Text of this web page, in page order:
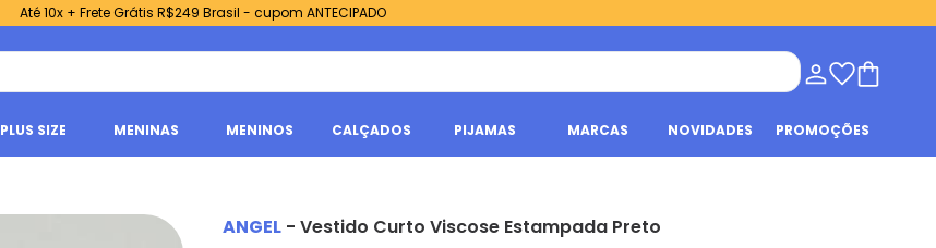
Até 10x + Frete Grátis R$249 Brasil - cupom ANTECIPADO
PLUS SIZE MENINAS MENINOS CALÇADOS PIJAMAS MARCAS NOVIDADES PROMOÇÕES
ANGEL - Vestido Curto Viscose Estampada Preto